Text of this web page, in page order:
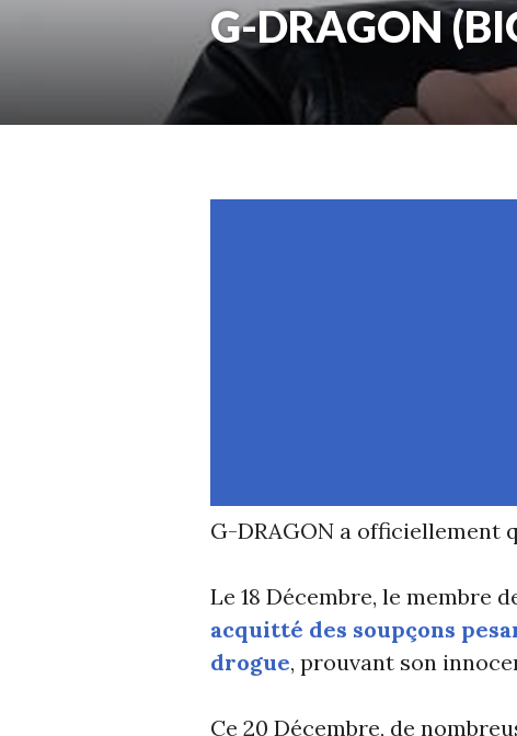
G-DRAGON
G-DRAGON a officiellement
Le 18 Décembre, le membre
acquitté des soupçons
drogue, prouvant son
Ce 20 Décembre, de